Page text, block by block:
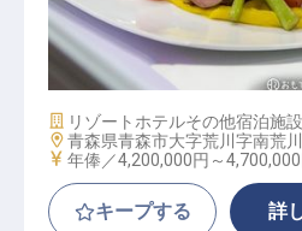
洋食調理
施設業態
リゾートホテルその他宿泊施設
勤務地
青森県青森市大字荒川字南荒
給与
年俸／4,200,000円～
キープする 詳